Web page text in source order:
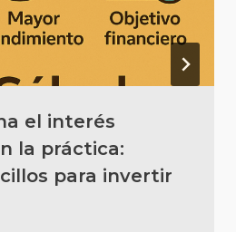
el interés
la práctica:
para invertir